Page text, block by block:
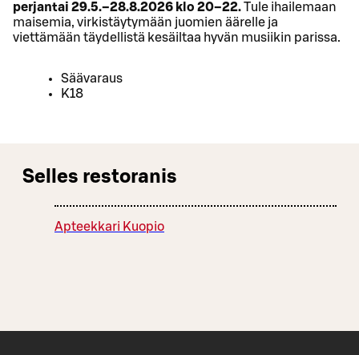
perjantai 29.5.–28.8.2026 klo 20–22.Tule ihailemaan
maisemia, virkistäytymään juomien äärelle ja
viettämään täydellistä kesäiltaa hyvän musiikin parissa.
Säävaraus
K18
Selles restoranis
Apteekkari Kuopio